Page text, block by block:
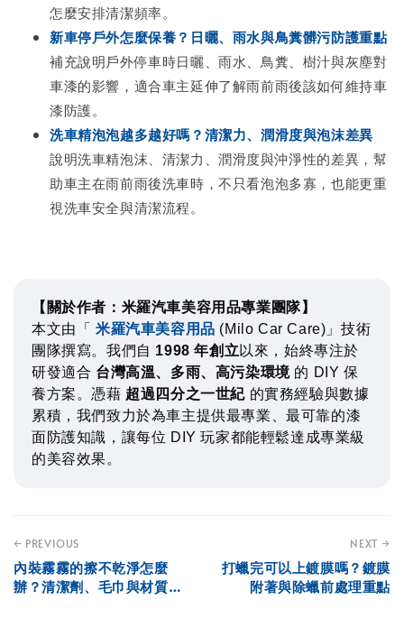
怎麼安排清潔頻率。
新車停戶外怎麼保養？日曬、雨水與鳥糞髒污防護重點
補充說明戶外停車時日曬、雨水、鳥糞、樹汁與灰塵對
車漆的影響，適合車主延伸了解雨前雨後該如何維持車
漆防護。
洗車精泡泡越多越好嗎？清潔力、潤滑度與泡沫差異
說明洗車精泡沫、清潔力、潤滑度與沖淨性的差異，幫
助車主在雨前雨後洗車時，不只看泡泡多寡，也能更重
視洗車安全與清潔流程。
【關於作者：米羅汽車美容用品專業團隊】
本文由「 米羅汽車美容用品 (Milo Car Care)」技術
團隊撰寫。我們自 1998 年創立 以來，始終專注於
研發適合 台灣高溫、多雨、高污染環境的 DIY 保
養方案。憑藉 超過四分之一世紀 的實務經驗與數據
累積，我們致力於為車主提供最專業、最可靠的漆
面防護知識，讓每位 DIY 玩家都能輕鬆達成專業級
的美容效果。
← PREVIOUS
內裝霧霧的擦不乾淨怎麼
辦？清潔劑、毛巾與材質判
NEXT →
打蠟完可以上鍍膜嗎？鍍膜
附著與除蠟前處理重點